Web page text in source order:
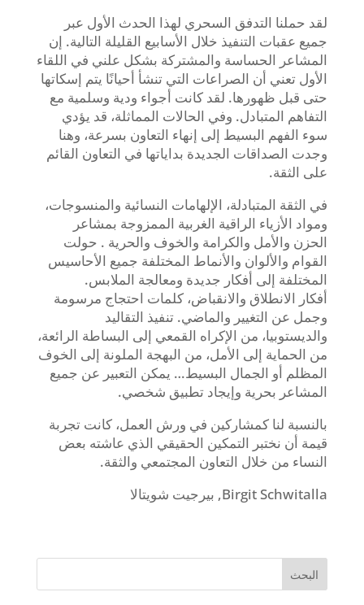
لقد حملنا التدفق السحري لهذا الحدث الأول عبر
جميع عقبات التنفيذ خلال الأسابيع القليلة التالية. إن
المشاعر الحساسة والمشتركة بشكل علني في اللقاء
الأول تعني أن الصراعات التي تنشأ أحيانًا يتم إسكاتها
حتى قبل ظهورها. لقد كانت أجواء ودية وسلمية مع
التفاهم المتبادل. وفي الحالات المماثلة، قد يؤدي
سوء الفهم البسيط إلى إنهاء التعاون بسرعة، وهنا
وجدت الصداقات الجديدة بداياتها في التعاون القائم
على الثقة.
في الثقة المتبادلة، الإلهامات النسائية والمنسوجات،
ومواد الأزياء الراقية الغربية الممزوجة بمشاعر
الحزن والأمل والكرامة والخوف والحرية . حولت
القوام والألوان والأنماط المختلفة جميع الأحاسيس
المختلفة إلى أفكار جديدة ومعالجة الملابس.
أفكار الانطلاق والانقباض، كلمات احتجاج مرسومة
وجمل عن التغيير والماضي. تنفيذ التقاليد
والديستوبيا، من الإكراه القمعي إلى البساطة الرائعة،
من الحماية إلى الأمل، من البهجة الملونة إلى الخوف
المظلم أو الجمال البسيط… يمكن التعبير عن جميع
المشاعر بحرية وإيجاد تطبيق شخصي.
بالنسبة لنا كمشاركين في ورش العمل، كانت تجربة
قيمة أن نختبر التمكين الحقيقي الذي عاشته بعض
النساء من خلال التعاون المجتمعي والثقة.
Birgit Schwitalla, بيرجيت شويتالا
البحث